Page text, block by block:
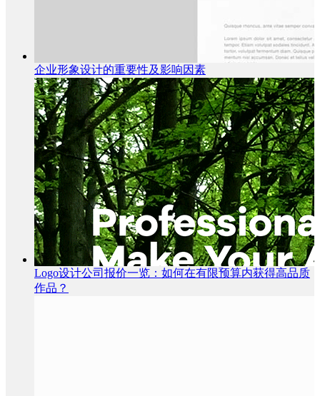
企业形象设计的重要性及影响因素
Logo设计公司报价一览：如何在有限预算内获得高品质
作品？